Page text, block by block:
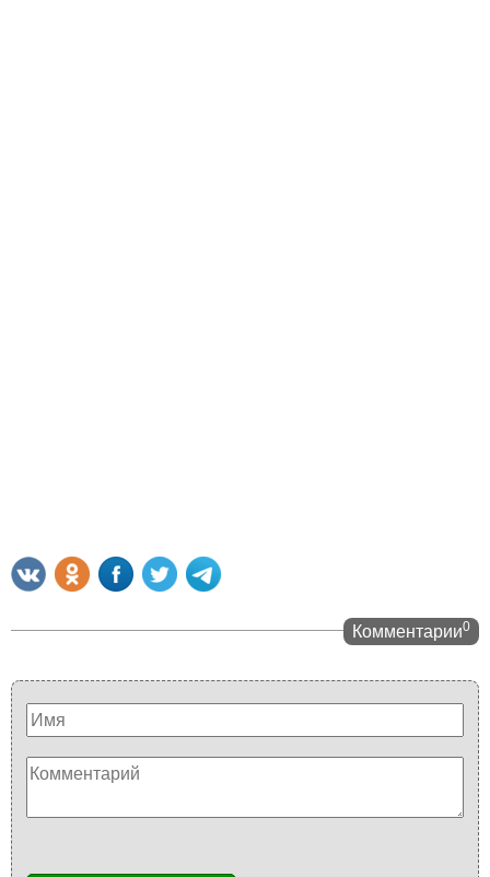
Комментарии0